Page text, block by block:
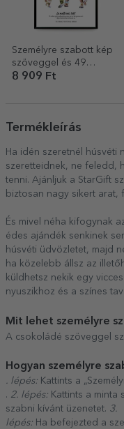
Személyre szabott kép
szöveggel és 49
fotóval – Apa, 2 fiú
8 909 Ft
Termékleírás
Ha idén szeretnél húsvéti
szeretteidnek, ne feledd,
tenni. Ajánljuk a StarGift
biztosan nagy sikert
És mivel néha kifogynak
édes ajándék senkinek
húsvéti üdvözletet, majd
ha közelebb állsz az
küldhetsz nekik egy
nyuszikhoz és a színes
Mit lehet személyre
A csokoládé szöveggel
Hogyan személyre
. lépés: Kattints a
. 2. lépés: Kattints a minta
szabni kívánt üzenetet. 3.
lépés: Ha befejezted a